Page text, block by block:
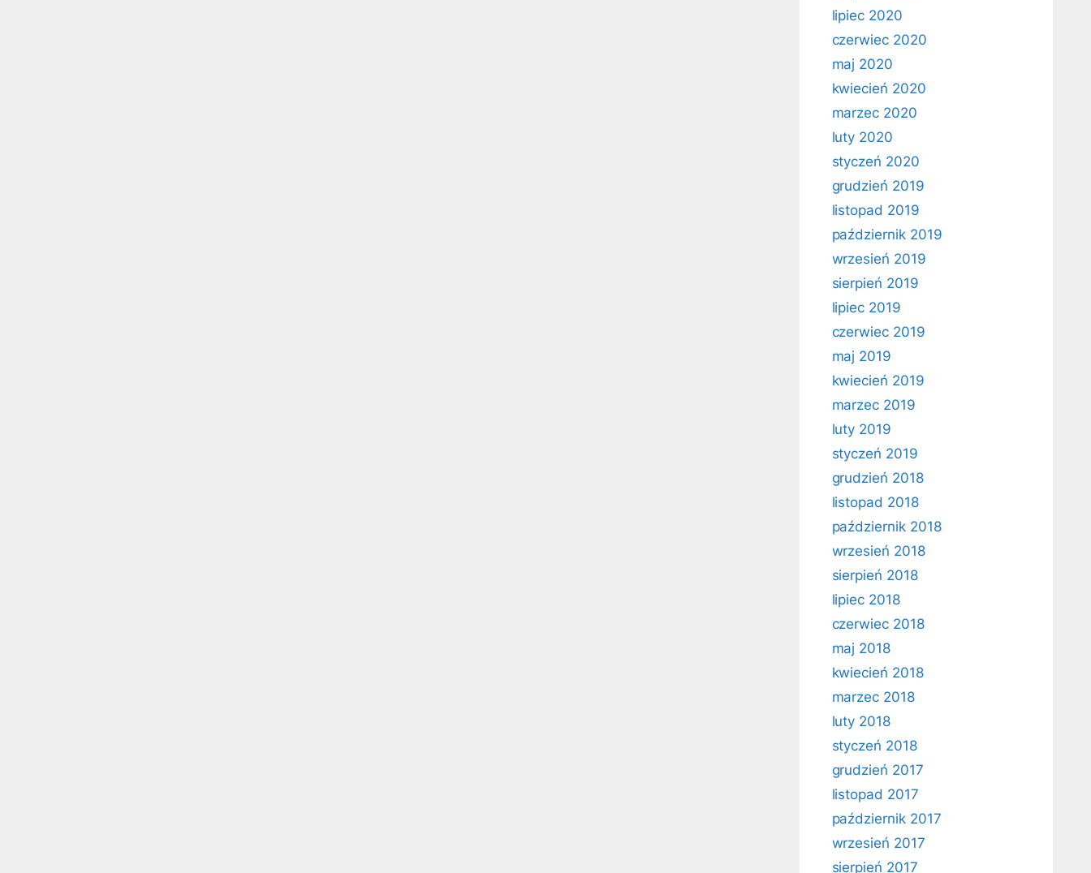
lipiec 2020
czerwiec 2020
maj 2020
kwiecień 2020
marzec 2020
luty 2020
styczeń 2020
grudzień 2019
listopad 2019
październik 2019
wrzesień 2019
sierpień 2019
lipiec 2019
czerwiec 2019
maj 2019
kwiecień 2019
marzec 2019
luty 2019
styczeń 2019
grudzień 2018
listopad 2018
październik 2018
wrzesień 2018
sierpień 2018
lipiec 2018
czerwiec 2018
maj 2018
kwiecień 2018
marzec 2018
luty 2018
styczeń 2018
grudzień 2017
listopad 2017
październik 2017
wrzesień 2017
sierpień 2017